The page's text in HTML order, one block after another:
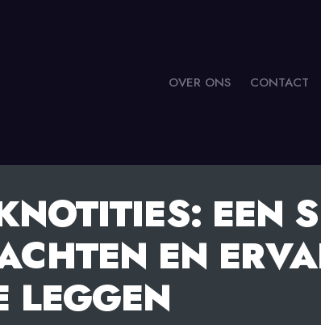
OVER ONS CONTACT
EEN
EN
LEGGEN